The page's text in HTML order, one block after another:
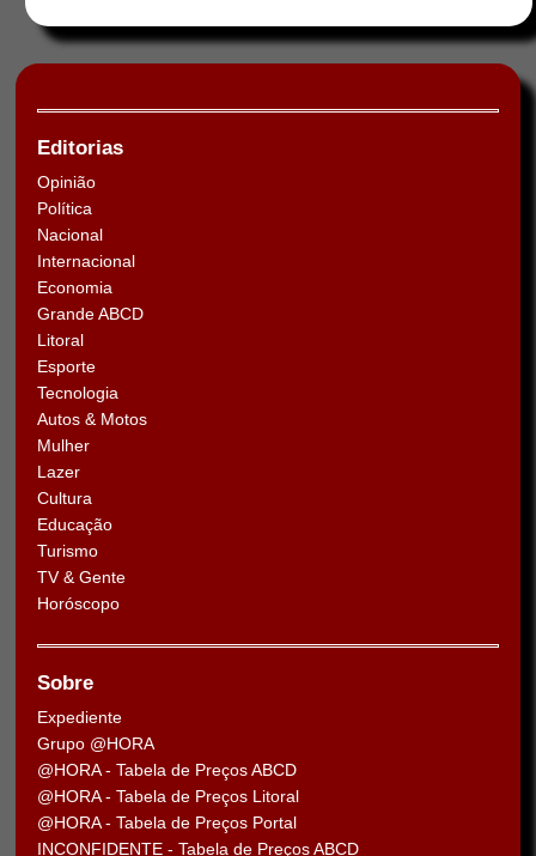
Editorias
Opinião
Política
Nacional
Internacional
Economia
Grande ABCD
Litoral
Esporte
Tecnologia
Autos & Motos
Mulher
Lazer
Cultura
Educação
Turismo
TV & Gente
Horóscopo
Sobre
Expediente
Grupo @HORA
@HORA - Tabela de Preços ABCD
@HORA - Tabela de Preços Litoral
@HORA - Tabela de Preços Portal
INCONFIDENTE - Tabela de Preços ABCD